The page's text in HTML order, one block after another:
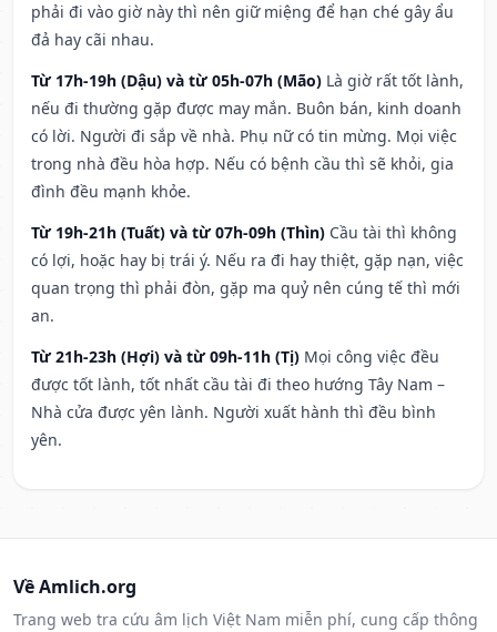
phải đi vào giờ này thì nên giữ miệng để hạn ché gây ẩu
đả hay cãi nhau.
Từ 17h-19h (Dậu) và từ 05h-07h (Mão) Là giờ rất tốt lành,
nếu đi thường gặp được may mắn. Buôn bán, kinh doanh
có lời. Người đi sắp về nhà. Phụ nữ có tin mừng. Mọi việc
trong nhà đều hòa hợp. Nếu có bệnh cầu thì sẽ khỏi, gia
đình đều mạnh khỏe.
Từ 19h-21h (Tuất) và từ 07h-09h (Thìn) Cầu tài thì không
có lợi, hoặc hay bị trái ý. Nếu ra đi hay thiệt, gặp nạn, việc
quan trọng thì phải đòn, gặp ma quỷ nên cúng tế thì mới
an.
Từ 21h-23h (Hợi) và từ 09h-11h (Tị) Mọi công việc đều
được tốt lành, tốt nhất cầu tài đi theo hướng Tây Nam –
Nhà cửa được yên lành. Người xuất hành thì đều bình
yên.
Về Amlich.org
Trang web tra cứu âm lịch Việt Nam miễn phí, cung cấp thông